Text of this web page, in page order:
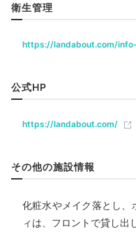
16:00
おしゃれなカフ
飲食
ベビーベッド
部屋情報
コネクティングルーム
衛生管理
https://landabout.com/
公式HP
https://landabout.com/
その他の施設情報
化粧水やメイク落とし、
ィは、フロントで貸し出